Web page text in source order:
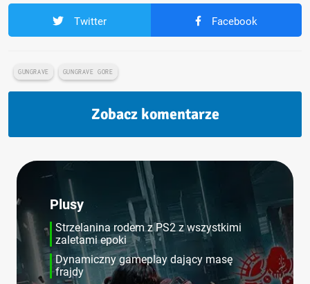
Twitter Facebook
GUNGRAVE GUNGRAVE GORE
Zobacz komentarze
Plusy
Strzelanina rodem z PS2 z wszystkimi
zaletami epoki
Dynamiczny gameplay dający masę
frajdy